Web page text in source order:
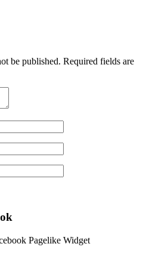
be published. Required fields are